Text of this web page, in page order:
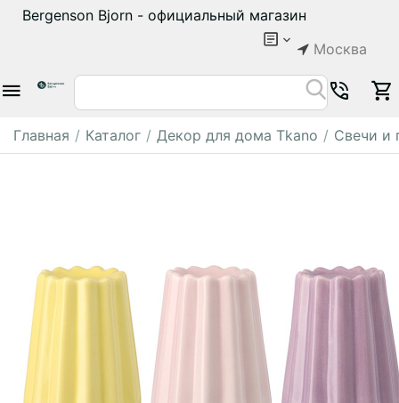
Bergenson Bjorn - официальный магазин
Москва
Главная / Каталог / Декор для дома Tkano / Свечи и